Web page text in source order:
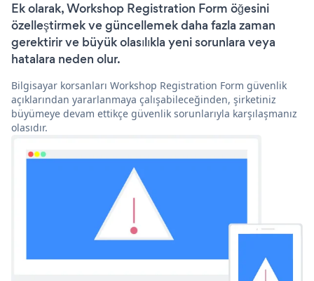
Ek olarak, Workshop Registration Form öğesini
özelleştirmek ve güncellemek daha fazla zaman
gerektirir ve büyük olasılıkla yeni sorunlara veya
hatalara neden olur.
Bilgisayar korsanları Workshop Registration Form güvenlik
açıklarından yararlanmaya çalışabileceğinden, şirketiniz
büyümeye devam ettikçe güvenlik sorunlarıyla karşılaşmanız
olasıdır.